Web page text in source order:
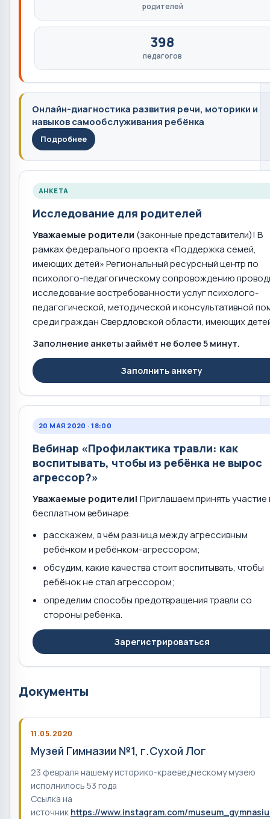
родителей
398
педагогов
Онлайн-диагностика развития речи, моторики и
навыков самообслуживания ребёнка
Подробнее
АНКЕТА
Исследование для родителей
Уважаемые родители (законные представители)! В
рамках федерального проекта «Поддержка семей,
имеющих детей» Региональный ресурсный центр по
психолого-педагогическому сопровождению
исследование востребованности услуг психолого-
педагогической, методической и консультативной
среди граждан Свердловской области, имеющих
Заполнение анкеты займёт не более 5 минут.
Заполнить анкету
20 МАЯ 2020 · 18:00
Вебинар «Профилактика травли: как
воспитывать, чтобы из ребёнка не вырос
агрессор?»
Уважаемые родители! Приглашаем принять участие
бесплатном вебинаре.
расскажем, в чём разница между агрессивным
ребёнком и ребёнком-агрессором;
обсудим, какие качества стоит воспитывать, чтобы
ребёнок не стал агрессором;
определим способы предотвращения травли со
стороны ребёнка.
Зарегистрироваться
Документы
11.05.2020
Музей Гимназии №1, г.Сухой Лог
23 февраля нашему историко-краеведческому музею
исполнилось 53 года
Ссылка на
источник https://www.instagram.com/